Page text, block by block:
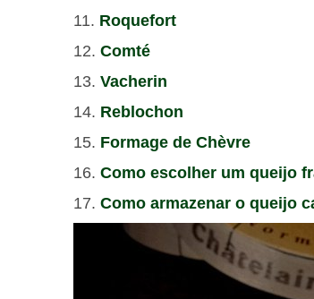
Roquefort
Comté
Vacherin
Reblochon
Formage de Chèvre
Como escolher um queijo
Como armazenar o queijo